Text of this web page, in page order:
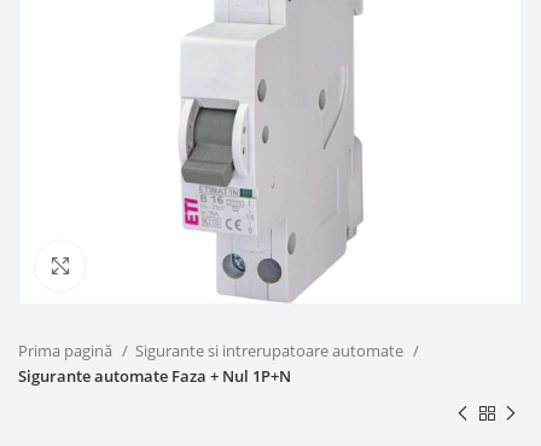
Prima pagină
Sigurante si intrerupatoare automate
Sigurante automate Faza + Nul 1P+N